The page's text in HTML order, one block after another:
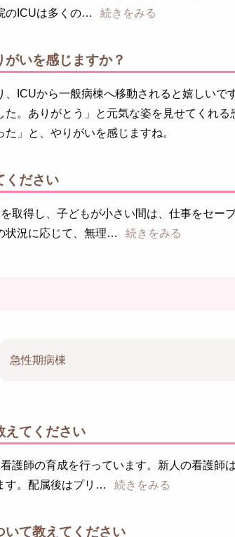
のICUは多くの
続きをみる
がいを感じますか？
、ICUから一般病棟へ移動されると嬉しいで
た。ありがとう」と元気な姿を見せてくれ
た」と、やりがいを感じますね。
ください
取得し、子どもが小さい間は、仕事をセー
状況に応じて、無理
続きをみる
急性期病棟
えてください
護師の育成を行っています。新人の看護師
す。配属後はプリ
続きをみる
いて教えてください